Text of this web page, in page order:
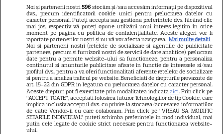
fotbal din București, accident
mortal! Câți morți și câți răniți
sunt până acum
SERIALE
Noi și partenerii noștri596 stocăm și/sau accesăm informații pe dispozitivul
dvs., precum identificatorii cookie unici pentru prelucrarea datelor cu
caracter personal. Puteți accepta sau gestiona preferințele dvs. făcând clic
mai jos, respectiv vă puteți opune utilizării unui interes legitim în orice
moment pe pagina cu politica de confidențialitate. Aceste alegeri vor fi
raportate partenerilor noștri și nu vă vor afecta navigarea. Mai multe detalii
Noi si partenerii nostri (retelele de socializare si agentiile de publicitate
partenere, precum si furnizorii nostri de servicii de date analitice) prelucram
date pentru a permite website-ului sa functioneze, pentru a personaliza
continutul si anunturile publicitare afisate in functie de interesele si/sau
profilul dvs., pentru a va oferi functionalitati aferente retelelor de socializare
si pentru a analiza traficul pe website. Beneficiati de drepturile prevazute de
art. 15-22 din GDPR in legatura cu prelucrarea datelor cu caracter personal.
Aceste drepturi pot fi exercitate prin modalitatea indicataaici. Prin click pe
“ACCEPT TOATE”, acceptati folosirea tuturor Tehnologiilor de tip Cookie, care
implica inclusiv acceptul dvs. cu privire la stocarea/accesarea informatiilor
de catre Vendor-ii cu care colaboram. Prin click pe “VREAU SA MODIFIC
SETARILE INDIVIDUAL” puteti schimba preferintele in mod individual, mai
putin cele legate de cookie strict necesare pentru functionarea website-
ului.